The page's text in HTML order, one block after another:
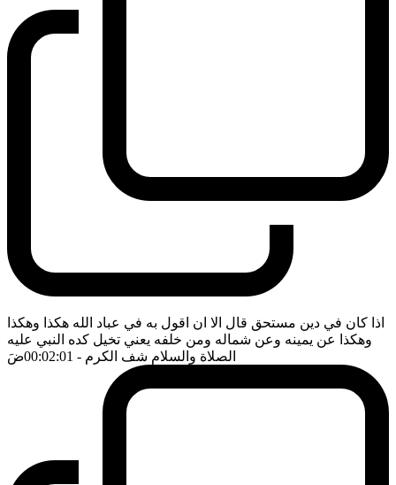
اذا كان في دين مستحق قال الا ان اقول به في عباد الله هكذا وهكذا
وهكذا عن يمينه وعن شماله ومن خلفه يعني تخيل كده النبي عليه
الصلاة والسلام شف الكرم - 00:02:01 ضَ